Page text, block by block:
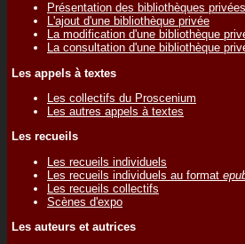
Présentation des bibliothèques privées
L'ajout d'une bibliothèque privée
La modification d'une bibliothèque
La consultation d'une bibliothèque
Les appels à textes
Les collectifs du Proscenium
Les autres appels à textes
Les recueils
Les recueils individuels
Les recueils individuels au format
Les recueils collectifs
Scènes d'expo
Les auteurs et autrices